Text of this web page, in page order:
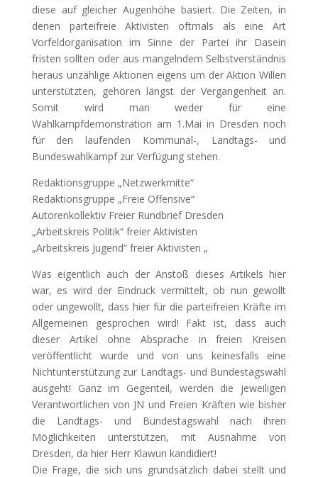
diese auf gleicher Augenhöhe basiert. Die Zeiten, in
denen parteifreie Aktivisten oftmals als eine Art
Vorfeldorganisation im Sinne der Partei ihr Dasein
fristen sollten oder aus mangelndem Selbstverständnis
heraus unzählige Aktionen eigens um der Aktion Willen
unterstützten, gehören längst der Vergangenheit an.
Somit wird man weder für eine
Wahlkampfdemonstration am 1.Mai in Dresden noch
für den laufenden Kommunal-, Landtags- und
Bundeswahlkampf zur Verfügung stehen.
Redaktionsgruppe „Netzwerkmitte“
Redaktionsgruppe „Freie Offensive“
Autorenkollektiv Freier Rundbrief Dresden
„Arbeitskreis Politik“ freier Aktivisten
„Arbeitskreis Jugend“ freier Aktivisten „
Was eigentlich auch der Anstoß dieses Artikels hier
war, es wird der Eindruck vermittelt, ob nun gewollt
oder ungewollt, dass hier für die parteifreien Kräfte im
Allgemeinen gesprochen wird! Fakt ist, dass auch
dieser Artikel ohne Absprache in freien Kreisen
veröffentlicht wurde und von uns keinesfalls eine
Nichtunterstützung zur Landtags- und Bundestagswahl
ausgeht! Ganz im Gegenteil, werden die jeweiligen
Verantwortlichen von JN und Freien Kräften wie bisher
die Landtags- und Bundestagswahl nach ihren
Möglichkeiten unterstützen, mit Ausnahme von
Dresden, da hier Herr Klawun kandidiert!
Die Frage, die sich uns grundsätzlich dabei stellt und